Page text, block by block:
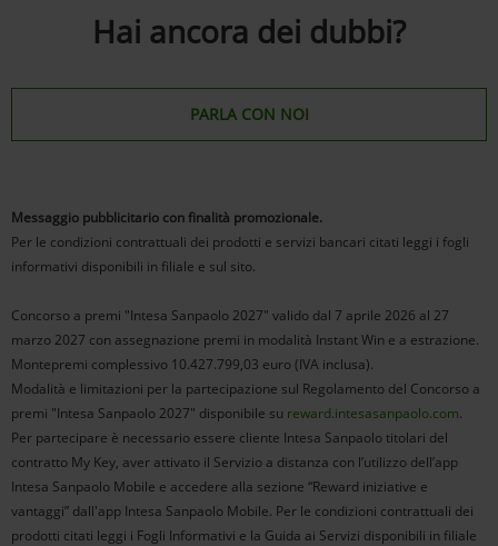
Hai ancora dei dubbi?
PARLA CON NOI
Messaggio pubblicitario con finalità promozionale.
Per le condizioni contrattuali dei prodotti e servizi bancari citati leggi i fogli
informativi disponibili in filiale e sul sito.
Concorso a premi "Intesa Sanpaolo 2027" valido dal 7 aprile 2026 al 27
marzo 2027 con assegnazione premi in modalità Instant Win e a estrazione.
Montepremi complessivo 10.427.799,03 euro (IVA inclusa).
Modalità e limitazioni per la partecipazione sul Regolamento del Concorso a
premi "Intesa Sanpaolo 2027" disponibile su reward.intesasanpaolo.com.
Per partecipare è necessario essere cliente Intesa Sanpaolo titolari del
contratto My Key, aver attivato il Servizio a distanza con l’utilizzo dell’app
Intesa Sanpaolo Mobile e accedere alla sezione “Reward iniziative e
vantaggi” dall'app Intesa Sanpaolo Mobile. Per le condizioni contrattuali dei
prodotti citati leggi i Fogli Informativi e la Guida ai Servizi disponibili in filiale